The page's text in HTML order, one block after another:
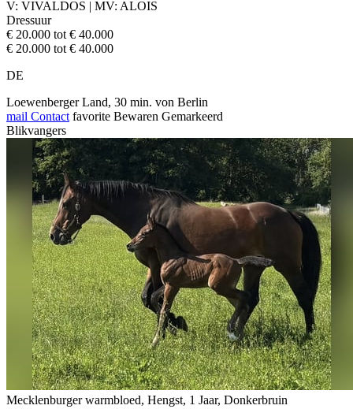
V: VIVALDOS | MV: ALOIS
Dressuur
€ 20.000 tot € 40.000
€ 20.000 tot € 40.000
DE
Loewenberger Land, 30 min. von Berlin
mail Contact favorite Bewaren Gemarkeerd
Blikvangers
Mecklenburger warmbloed, Hengst, 1 Jaar, Donkerbruin